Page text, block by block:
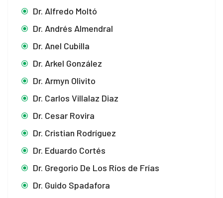
Dr. Alfredo Moltó
Dr. Andrés Almendral
Dr. Anel Cubilla
Dr. Arkel González
Dr. Armyn Olivito
Dr. Carlos Villalaz Diaz
Dr. Cesar Rovira
Dr. Cristian Rodríguez
Dr. Eduardo Cortés
Dr. Gregorio De Los Ríos de Frías
Dr. Guido Spadafora